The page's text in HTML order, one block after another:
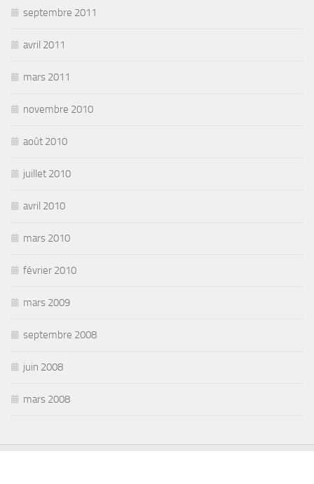
septembre 2011
avril 2011
mars 2011
novembre 2010
août 2010
juillet 2010
avril 2010
mars 2010
février 2010
mars 2009
septembre 2008
juin 2008
mars 2008